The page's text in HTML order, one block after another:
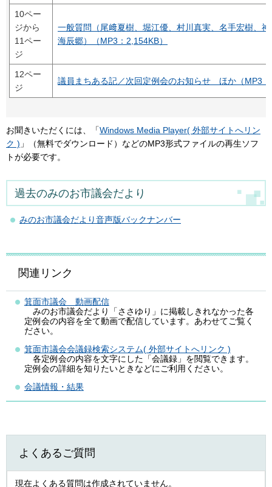
10ペー
ジから
11ペー
ジ
一般質問（尾﨑夏樹、堀江優、村川真実、名手宏樹、
海辰郷）（MP3：2,154KB）
12ペー
ジ
議員まちある記／次回定例会のお知らせ ほか（MP3
お聞きいただくには、「Windows Media Player( 外部サイトへリン
ク ) 」（無料でダウンロード）などのMP3形式ファイルの再生ソフ
トが必要です。
過去のみのお市議会だより
みのお市議会だより音声版バックナンバー
関連リンク
箕面市議会 動画配信
みのお市議会だより「ささゆり」に掲載しきれなかった各
定例会の内容を全て動画で配信しています。あわせてご覧く
ださい。
箕面市議会会議録検索システム( 外部サイトへリンク )
各定例会の内容を文字にした「会議録」を閲覧できます。
定例会の詳細を知りたいときなどにご利用ください。
会議情報・結果
よくあるご質問
現在よくある質問は作成されていません。